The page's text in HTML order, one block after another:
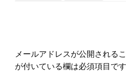
メールアドレスが公開される
が付いている欄は必須項目です